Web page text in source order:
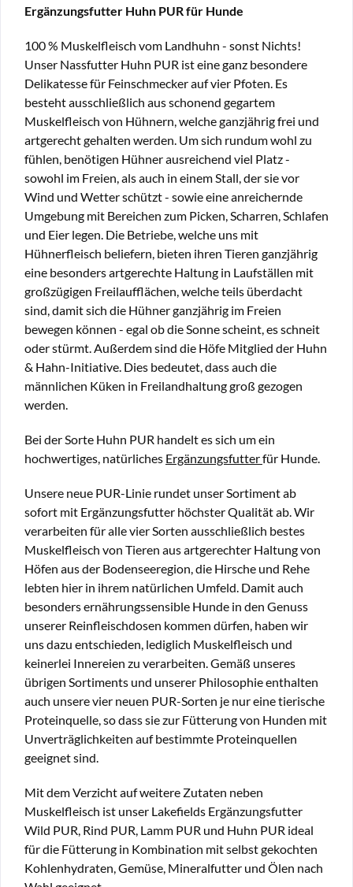
Ergänzungsfutter Huhn PUR für Hunde
100 % Muskelfleisch vom Landhuhn - sonst Nichts!
Unser Nassfutter Huhn PUR ist eine ganz besondere
Delikatesse für Feinschmecker auf vier Pfoten. Es
besteht ausschließlich aus schonend gegartem
Muskelfleisch von Hühnern, welche ganzjährig frei und
artgerecht gehalten werden. Um sich rundum wohl zu
fühlen, benötigen Hühner ausreichend viel Platz -
sowohl im Freien, als auch in einem Stall, der sie vor
Wind und Wetter schützt - sowie eine anreichernde
Umgebung mit Bereichen zum Picken, Scharren, Schlafen
und Eier legen. Die Betriebe, welche uns mit
Hühnerfleisch beliefern, bieten ihren Tieren ganzjährig
eine besonders artgerechte Haltung in Laufställen mit
großzügigen Freilaufflächen, welche teils überdacht
sind, damit sich die Hühner ganzjährig im Freien
bewegen können - egal ob die Sonne scheint, es schneit
oder stürmt. Außerdem sind die Höfe Mitglied der Huhn
& Hahn-Initiative. Dies bedeutet, dass auch die
männlichen Küken in Freilandhaltung groß gezogen
werden.
Bei der Sorte Huhn PUR handelt es sich um ein
hochwertiges, natürliches Ergänzungsfutterfür Hunde.
Unsere neue PUR-Linie rundet unser Sortiment ab
sofort mit Ergänzungsfutter höchster Qualität ab. Wir
verarbeiten für alle vier Sorten ausschließlich bestes
Muskelfleisch von Tieren aus artgerechter Haltung von
Höfen aus der Bodenseeregion, die Hirsche und Rehe
lebten hier in ihrem natürlichen Umfeld. Damit auch
besonders ernährungssensible Hunde in den Genuss
unserer Reinfleischdosen kommen dürfen, haben wir
uns dazu entschieden, lediglich Muskelfleisch und
keinerlei Innereien zu verarbeiten. Gemäß unseres
übrigen Sortiments und unserer Philosophie enthalten
auch unsere vier neuen PUR-Sorten je nur eine tierische
Proteinquelle, so dass sie zur Fütterung von Hunden mit
Unverträglichkeiten auf bestimmte Proteinquellen
geeignet sind.
Mit dem Verzicht auf weitere Zutaten neben
Muskelfleisch ist unser Lakefields Ergänzungsfutter
Wild PUR, Rind PUR, Lamm PUR und Huhn PUR ideal
für die Fütterung in Kombination mit selbst gekochten
Kohlenhydraten, Gemüse, Mineralfutter und Ölen nach